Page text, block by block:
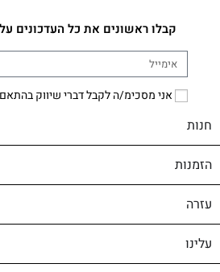
קבלו ראשונים את כל העדכונים
אני מסכימ/ה לקבל דברי שיווק בהתאם
חנות
הזמנות
עזרה
עלינו